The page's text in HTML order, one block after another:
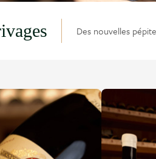
Des nouvelles